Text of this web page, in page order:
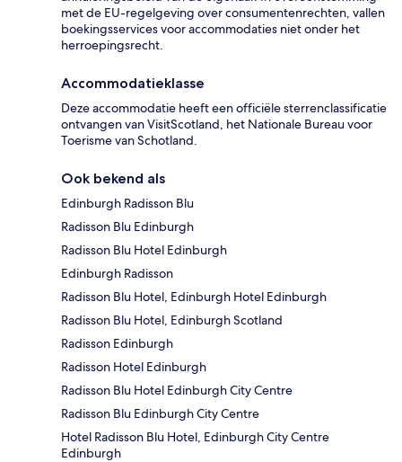
met de EU-regelgeving over consumentenrechten, vallen
boekingsservices voor accommodaties niet onder het
herroepingsrecht.
Accommodatieklasse
Deze accommodatie heeft een officiële sterrenclassificatie
ontvangen van VisitScotland, het Nationale Bureau voor
Toerisme van Schotland.
Ook bekend als
Edinburgh Radisson Blu
Radisson Blu Edinburgh
Radisson Blu Hotel Edinburgh
Edinburgh Radisson
Radisson Blu Hotel, Edinburgh Hotel Edinburgh
Radisson Blu Hotel, Edinburgh Scotland
Radisson Edinburgh
Radisson Hotel Edinburgh
Radisson Blu Hotel Edinburgh City Centre
Radisson Blu Edinburgh City Centre
Hotel Radisson Blu Hotel, Edinburgh City Centre
Edinburgh